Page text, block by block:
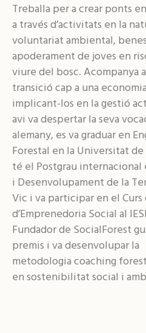
Treballa per a crear ponts
a través d’activitats en la
voluntariat ambiental,
apoderament de joves en
viure del bosc. Acompanya
transició cap a una
implicant-los en la gestió
avi va despertar la seva
alemany, es va graduar en
Forestal en la Universitat
té el Postgrau internacional
i Desenvolupament de la
Vic i va participar en el Curs
d’Emprenedoria Social al
Fundador de SocialForest
premis i va desenvolupar la
metodologia coaching
en sostenibilitat social i